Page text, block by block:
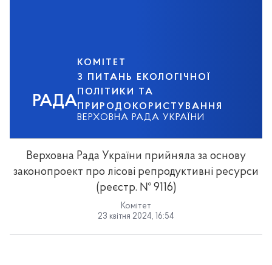
РАДА
КОМІТЕТ
З ПИТАНЬ ЕКОЛОГІЧНОЇ
ПОЛІТИКИ ТА
ПРИРОДОКОРИСТУВАННЯ
ВЕРХОВНА РАДА УКРАЇНИ
Верховна Рада України прийняла за основу
законопроект про лісові репродуктивні ресурси
(реєстр. № 9116)
Комітет
23 квітня 2024, 16:54